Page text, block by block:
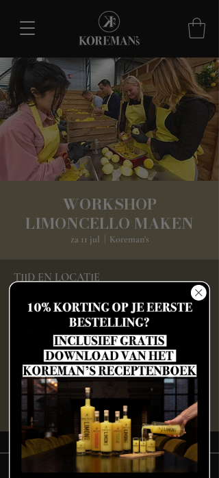
WORKSHOP
LIMONCELLO MAKEN
za 11 jul Koreman's
TIJD EN LOCATIE
11 jul 2026, 12:30 – 15:00
Koreman's, IABC 5260A, 4814 RD Breda
vr 07 aug, 15:00
vr 07 aug, 19:00
za 08 aug, 12:30
Bekijk alle 133 datums